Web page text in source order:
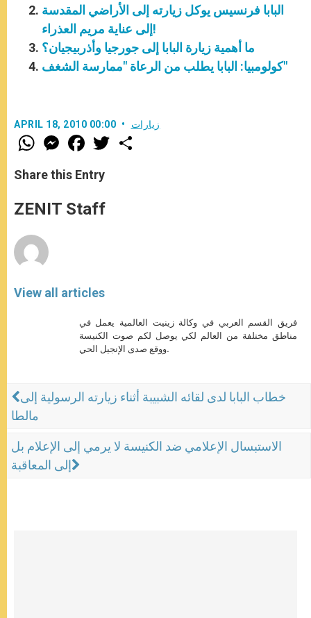
البابا فرنسيس يوكل زيارته إلى الأراضي المقدسة
إلى عناية مريم العذراء!
ما أهمية زيارة البابا إلى جورجيا وأذربيجيان؟
كولومبيا: البابا يطلب من الرعاة "ممارسة الشغف"
APRIL 18, 2010 00:00 زيارات
W
h
t
s
p
p
M
e
s
e
g
e
F
a
e
b
o
k
w
Share this Entry
ZENIT Staff
View all articles
فريق القسم العربي في وكالة زينيت العالمية يعمل في
مناطق مختلفة من العالم لكي يوصل لكم صوت الكنيسة
ووقع صدى الإنجيل الحي.
خطاب البابا لدى لقائه الشبيبة أثناء زيارته الرسولية إلى
مالطا
الاستبسال الإعلامي ضد الكنيسة لا يرمي إلى الإعلام بل
إلى المعاقبة